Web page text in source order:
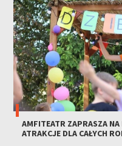
AMFITEATR ZAPRASZA
ATRAKCJE DLA CAŁYCH